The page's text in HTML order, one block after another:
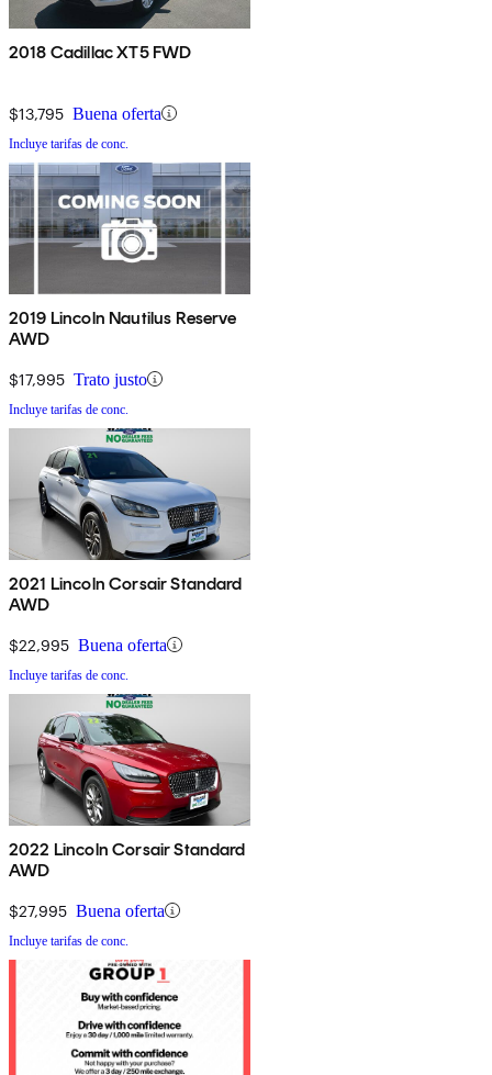
2018 Cadillac XT5 FWD
$13,795 Buena oferta
Incluye tarifas de conc.
2019 Lincoln Nautilus Reserve
AWD
$17,995 Trato justo
Incluye tarifas de conc.
2021 Lincoln Corsair Standard
AWD
$22,995 Buena oferta
Incluye tarifas de conc.
2022 Lincoln Corsair Standard
AWD
$27,995 Buena oferta
Incluye tarifas de conc.